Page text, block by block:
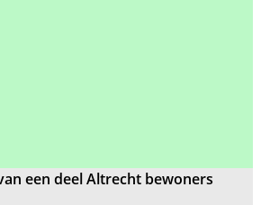
een deel Altrecht bewoners